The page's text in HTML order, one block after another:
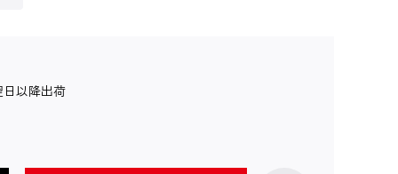
日以降出荷